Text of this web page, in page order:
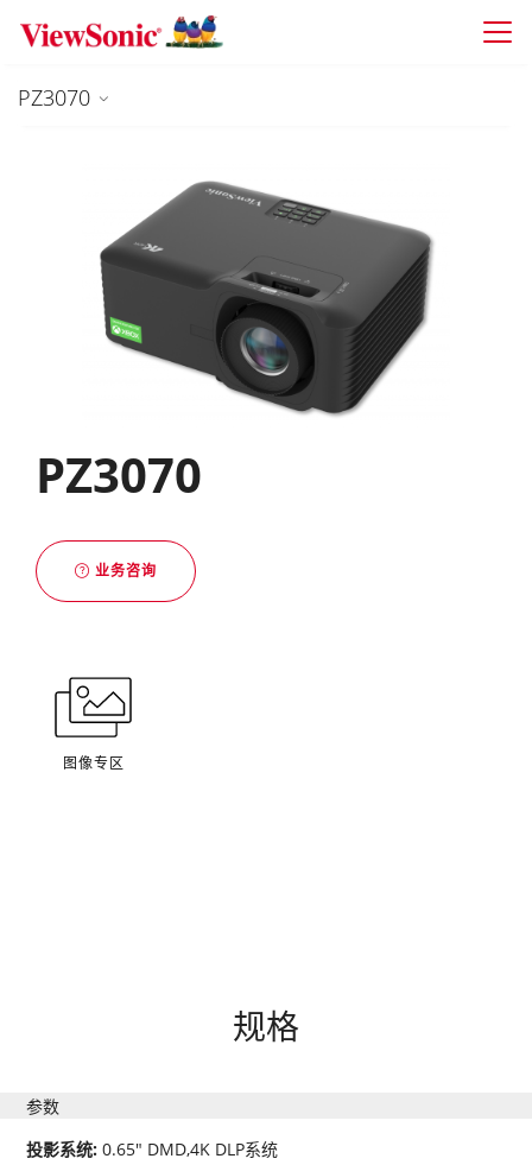
Skip to main content
PZ3070
PZ3070
业务咨询
图像专区
规格
参数
投影系统:0.65" DMD,4K DLP系统